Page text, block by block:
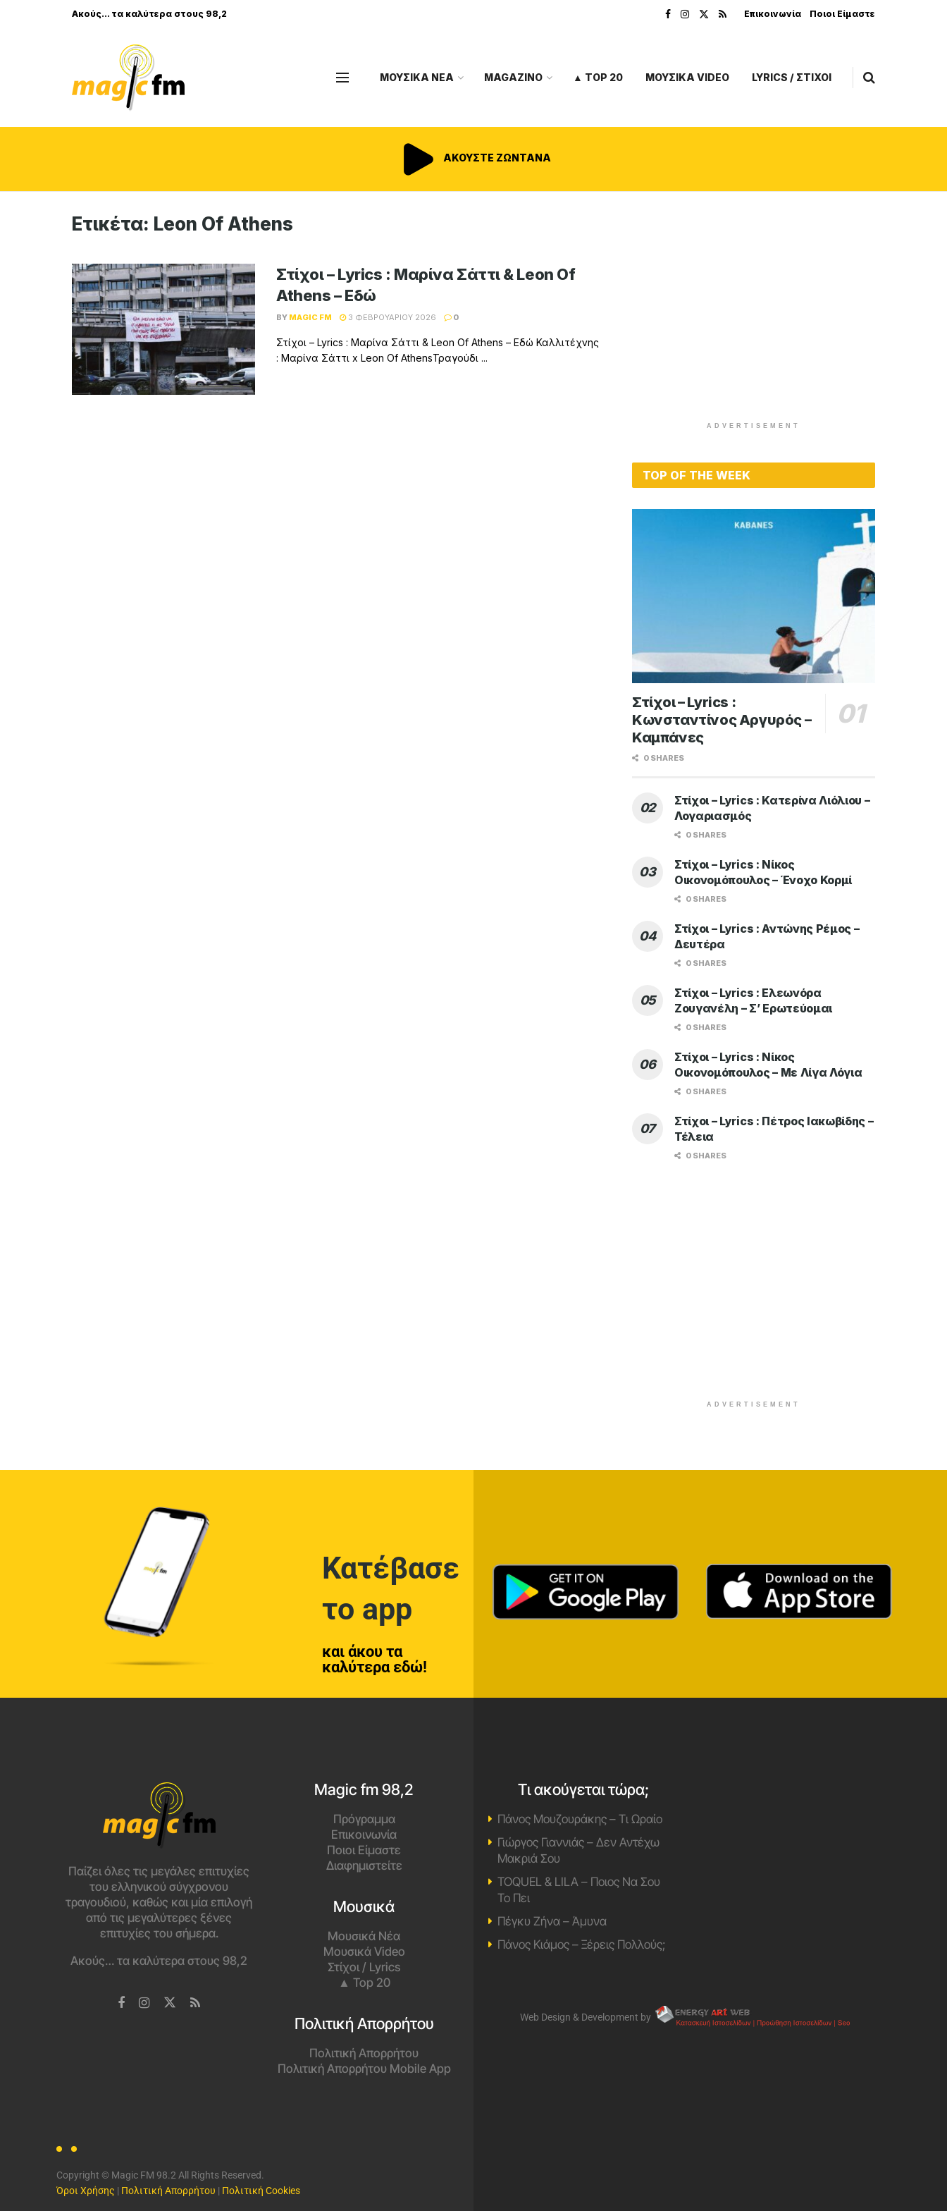
Ακούς... τα καλύτερα στους 98,2 Επικοινωνία Ποιοι Είμαστε
ΜΟΥΣΙΚΑ ΝΕΑ MAGAZINO ▲ TOP 20 ΜΟΥΣΙΚΑ VIDEO LYRICS / ΣΤΙΧΟΙ
ΑΚΟΥΣΤΕ ΖΩΝΤΑΝΑ
Ετικέτα: Leon Of Athens
Στίχοι – Lyrics : Μαρίνα Σάττι & Leon Of
Athens – Εδώ
BY MAGIC FM 3 ΦΕΒΡΟΥΑΡΊΟΥ 2026 0
Στίχοι – Lyrics : Μαρίνα Σάττι & Leon Of Athens – Εδώ Καλλιτέχνης
: Μαρίνα Σάττι x Leon Of AthensΤραγούδι ...
ADVERTISEMENT
TOP OF THE WEEK
Στίχοι – Lyrics :
Κωνσταντίνος Αργυρός –
Καμπάνες
0 SHARES
Στίχοι – Lyrics : Κατερίνα Λιόλιου –
Λογαριασμός
0 SHARES
Στίχοι – Lyrics : Νίκος
Οικονομόπουλος – Ένοχο Κορμί
0 SHARES
Στίχοι – Lyrics : Αντώνης Ρέμος –
Δευτέρα
0 SHARES
Στίχοι – Lyrics : Ελεωνόρα
Ζουγανέλη – Σ’ Ερωτεύομαι
0 SHARES
Στίχοι – Lyrics : Νίκος
Οικονομόπουλος – Με Λίγα Λόγια
0 SHARES
Στίχοι – Lyrics : Πέτρος Ιακωβίδης –
Τέλεια
0 SHARES
ADVERTISEMENT
Κατέβασε
το app
και άκου τα
καλύτερα εδώ!
Παίζει όλες τις μεγάλες επιτυχίες
του ελληνικού σύγχρονου
τραγουδιού, καθώς και μία επιλογή
από τις μεγαλύτερες ξένες
επιτυχίες του σήμερα.
Ακούς… τα καλύτερα στους 98,2
Magic fm 98,2
Πρόγραμμα
Επικοινωνία
Ποιοι Είμαστε
Διαφημιστείτε
Μουσικά
Μουσικά Νέα
Μουσικά Video
Στίχοι / Lyrics
▲ Top 20
Πολιτική Απορρήτου
Πολιτική Απορρήτου
Πολιτική Απορρήτου Mobile App
Copyright © Magic FM 98.2 All Rights Reserved.
Όροι Χρήσης | Πολιτική Απορρήτου | Πολιτική Cookies
Τι ακούγεται τώρα;
Πάνος Μουζουράκης – Τι Ωραίο
Γιώργος Γιαννιάς – Δεν Αντέχω
Μακριά Σου
TOQUEL & LILA – Ποιος Να Σου
Το Πει
Πέγκυ Ζήνα – Άμυνα
Πάνος Κιάμος – Ξέρεις Πολλούς;
Web Design & Development by